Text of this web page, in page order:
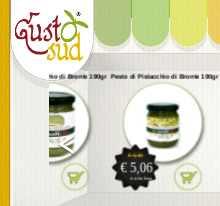
Pesto di Pistacchio di Bronte 190gr
€ 5,06
Crema di Tonno e Carciofi
€ 5,20
€ 3,95
iva inclusa